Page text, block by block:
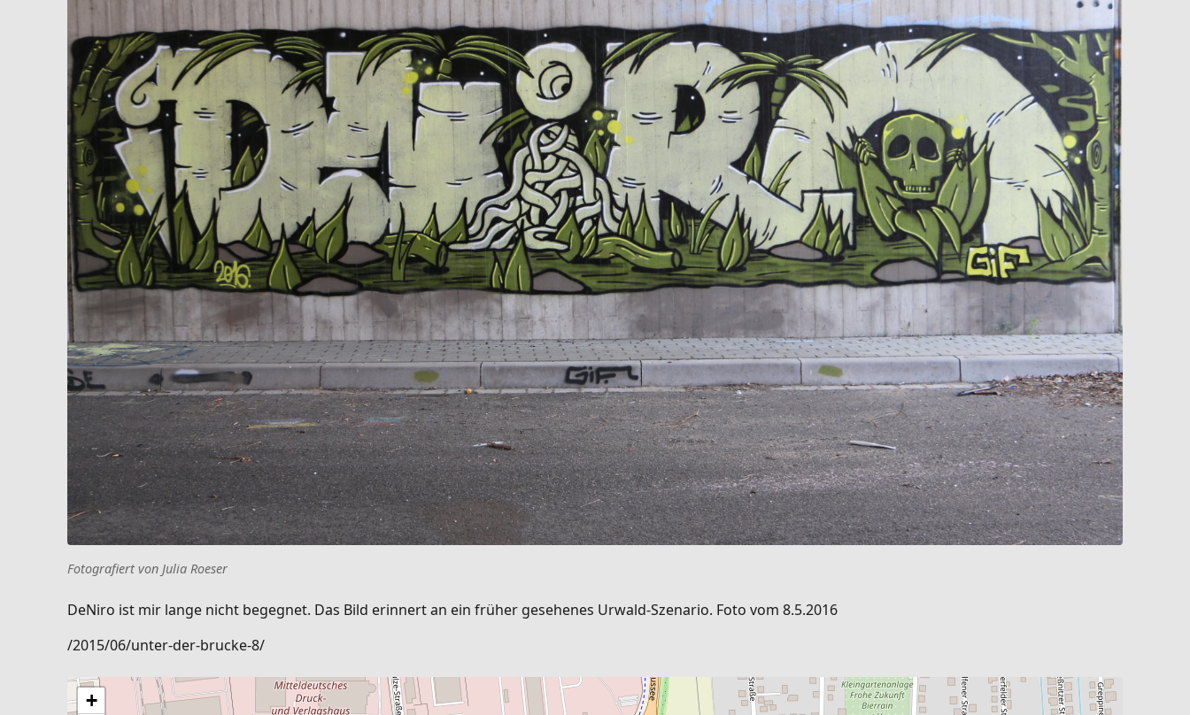
Fotografiert von Julia Roeser
DeNiro ist mir lange nicht begegnet. Das Bild erinnert an ein früher gesehenes Urwald-Szenario. Foto vom 8.5.2016
/2015/06/unter-der-brucke-8/
+